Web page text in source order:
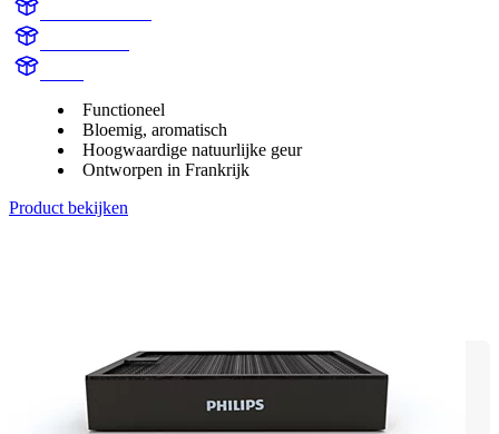
Functioneel
Bloemig, aromatisch
Hoogwaardige natuurlijke geur
Ontworpen in Frankrijk
Product bekijken